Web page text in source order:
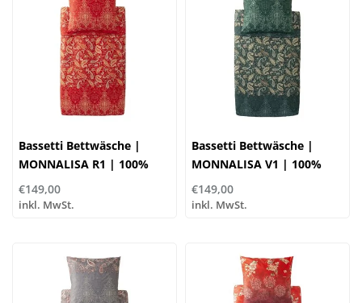
Bassetti Bettwäsche |
MONNALISA R1 | 100%
Baumwolle
€149,00
inkl. MwSt.
Bassetti Bettwäsche |
MONNALISA V1 | 100%
Baumwolle
€149,00
inkl. MwSt.